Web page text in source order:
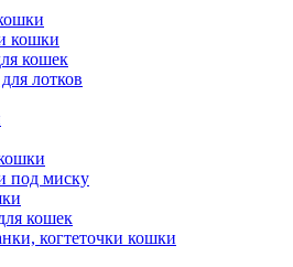
кошки
кошек
лотков
под миску
кошек
когтеточки кошки